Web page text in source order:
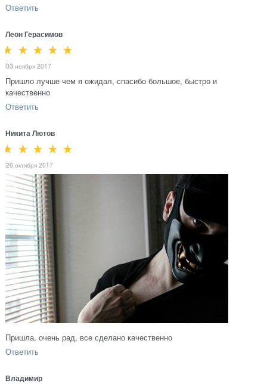
Ответить
Леон Герасимов
03 ноября 2017
Пришло лучше чем я ожидал, спасибо большое, быстро и
качественно
Ответить
Никита Лютов
26 октября 2017
Пришла, очень рад, все сделано качественно
Ответить
Владимир